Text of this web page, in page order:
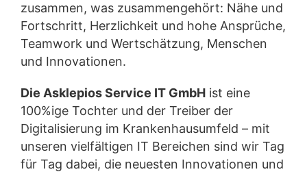
zusammen, was zusammengehört: Nähe und
Fortschritt, Herzlichkeit und hohe Ansprüche,
Teamwork und Wertschätzung, Menschen
und Innovationen.
Die Asklepios Service IT GmbH ist eine
100%ige Tochter und der Treiber der
Digitalisierung im Krankenhausumfeld – mit
unseren vielfältigen IT Bereichen sind wir Tag
für Tag dabei, die neuesten Innovationen und